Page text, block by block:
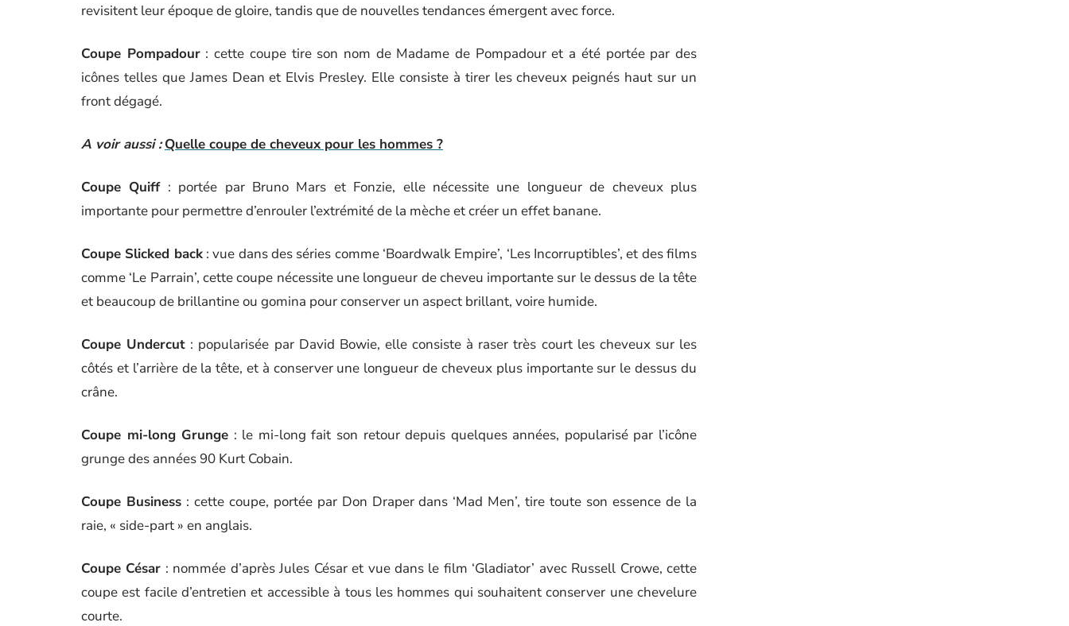
revisitent leur époque de gloire, tandis que de nouvelles tendances émergent avec force.
Coupe Pompadour: cette coupe tire son nom de Madame de Pompadour et a été portée par des
icônes telles que James Dean et Elvis Presley. Elle consiste à tirer les cheveux peignés haut sur un
front dégagé.
A voir aussi : Quelle coupe de cheveux pour les hommes ?
Coupe Quiff: portée par Bruno Mars et Fonzie, elle nécessite une longueur de cheveux plus
importante pour permettre d’enrouler l’extrémité de la mèche et créer un effet banane.
Coupe Slicked back: vue dans des séries comme ‘Boardwalk Empire’, ‘Les Incorruptibles’, et des films
comme ‘Le Parrain’, cette coupe nécessite une longueur de cheveu importante sur le dessus de la tête
et beaucoup de brillantine ou gomina pour conserver un aspect brillant, voire humide.
Coupe Undercut : popularisée par David Bowie, elle consiste à raser très court les cheveux sur les
côtés et l’arrière de la tête, et à conserver une longueur de cheveux plus importante sur le dessus du
crâne.
Coupe mi-long Grunge : le mi-long fait son retour depuis quelques années, popularisé par l’icône
grunge des années 90 Kurt Cobain.
Coupe Business: cette coupe, portée par Don Draper dans ‘Mad Men’, tire toute son essence de la
raie, « side-part » en anglais.
Coupe César : nommée d’après Jules César et vue dans le film ‘Gladiator’ avec Russell Crowe, cette
coupe est facile d’entretien et accessible à tous les hommes qui souhaitent conserver une chevelure
courte.